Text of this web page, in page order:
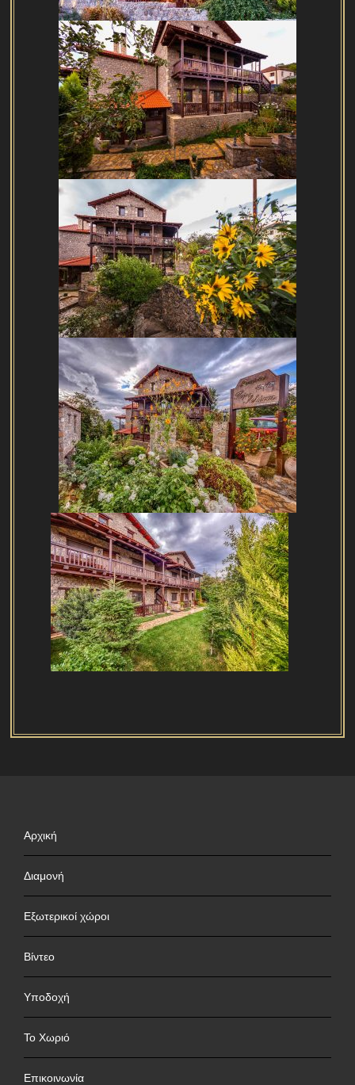
Αρχική
Διαμονή
Εξωτερικοί χώροι
Βίντεο
Υποδοχή
Το Χωριό
Επικοινωνία